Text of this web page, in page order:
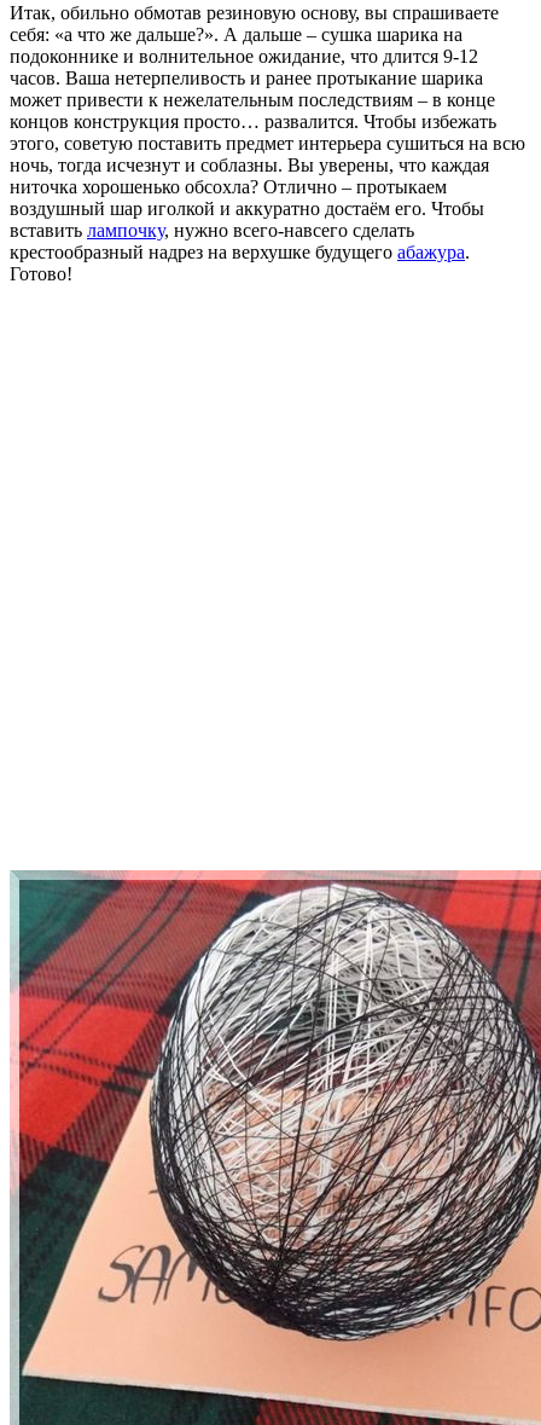
Итак, обильно обмотав резиновую основу, вы спрашиваете
себя: «а что же дальше?». А дальше – сушка шарика на
подоконнике и волнительное ожидание, что длится 9-12
часов. Ваша нетерпеливость и ранее протыкание шарика
может привести к нежелательным последствиям – в конце
концов конструкция просто… развалится. Чтобы избежать
этого, советую поставить предмет интерьера сушиться на всю
ночь, тогда исчезнут и соблазны. Вы уверены, что каждая
ниточка хорошенько обсохла? Отлично – протыкаем
воздушный шар иголкой и аккуратно достаём его. Чтобы
вставить лампочку, нужно всего-навсего сделать
крестообразный надрез на верхушке будущего абажура.
Готово!